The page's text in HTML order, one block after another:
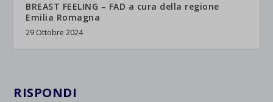
BREAST FEELING – FAD a cura della regione
Emilia Romagna
29 Ottobre 2024
RISPONDI